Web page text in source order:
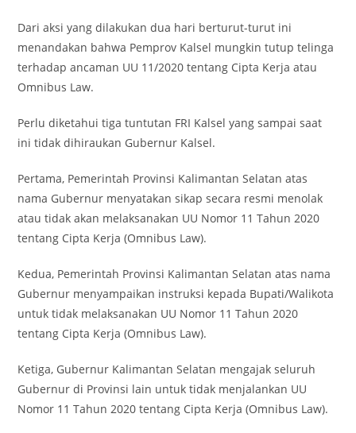
Dari aksi yang dilakukan dua hari berturut-turut ini
menandakan bahwa Pemprov Kalsel mungkin tutup telinga
terhadap ancaman UU 11/2020 tentang Cipta Kerja atau
Omnibus Law.
Perlu diketahui tiga tuntutan FRI Kalsel yang sampai saat
ini tidak dihiraukan Gubernur Kalsel.
Pertama, Pemerintah Provinsi Kalimantan Selatan atas
nama Gubernur menyatakan sikap secara resmi menolak
atau tidak akan melaksanakan UU Nomor 11 Tahun 2020
tentang Cipta Kerja (Omnibus Law).
Kedua, Pemerintah Provinsi Kalimantan Selatan atas nama
Gubernur menyampaikan instruksi kepada Bupati/Walikota
untuk tidak melaksanakan UU Nomor 11 Tahun 2020
tentang Cipta Kerja (Omnibus Law).
Ketiga, Gubernur Kalimantan Selatan mengajak seluruh
Gubernur di Provinsi lain untuk tidak menjalankan UU
Nomor 11 Tahun 2020 tentang Cipta Kerja (Omnibus Law).